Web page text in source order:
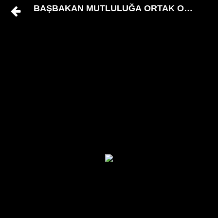
BAŞBAKAN MUTLULUĞA ORTAK OLDU